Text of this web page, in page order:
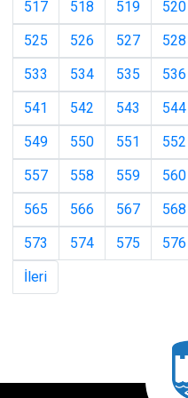
517 518 519 520
525
526 527 528
533
534 535 536
541
542 543 544
549
550 551 552
557
558 559 560
565
566 567 568
573
574 575 576
İleri